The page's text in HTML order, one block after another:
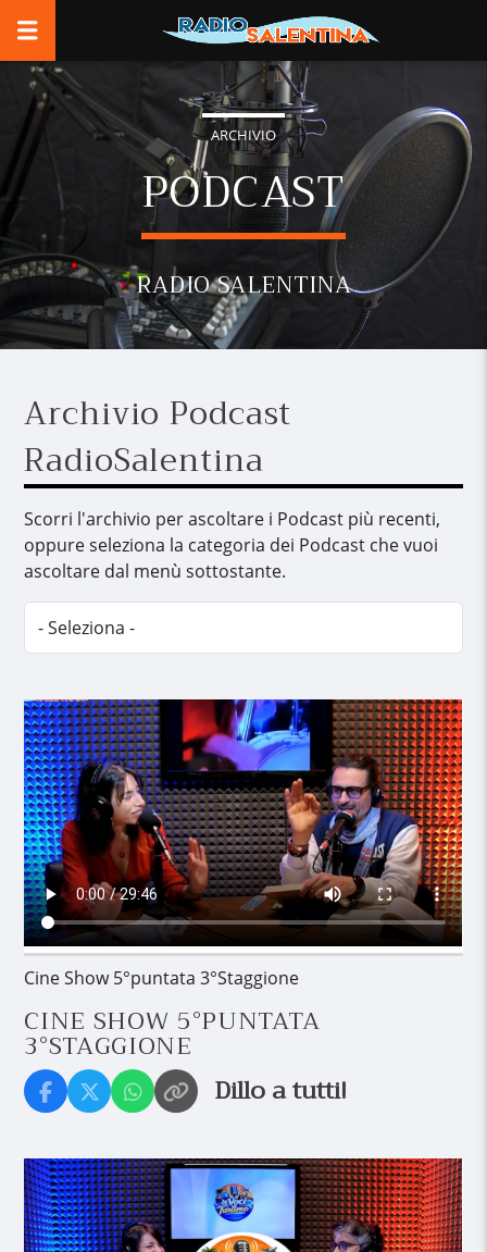
ARCHIVIO
PODCAST
RADIO SALENTINA
Archivio Podcast
RadioSalentina
Scorri l'archivio per ascoltare i Podcast più recenti,
oppure seleziona la categoria dei Podcast che vuoi
ascoltare dal menù sottostante.
Cine Show 5°puntata 3°Staggione
CINE SHOW 5°PUNTATA
3°STAGGIONE
Dillo a tutti!